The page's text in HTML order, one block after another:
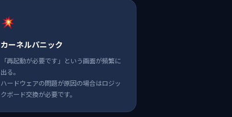
カーネルパニック
「再起動が必要です」という画面が頻繁に
出る。
ハードウェアの問題が原因の場合はロジッ
クボード交換が必要です。